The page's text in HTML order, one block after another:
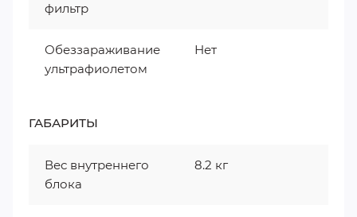
фильтр
Обеззараживание
ультрафиолетом
Нет
ГАБАРИТЫ
Вес внутреннего
блока
8.2 кг